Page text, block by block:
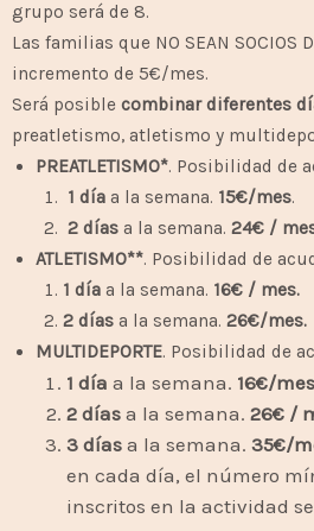
grupo será de 8.
Las familias que NO SEAN SOCIOS
incremento de 5€/mes.
Será posible combinar diferentes
preatletismo, atletismo y
PREATLETISMO*. Posibilidad de
1 día a la semana. 15€/mes.
2 días a la semana.24€ /
ATLETISMO**. Posibilidad de
1 día a la semana. 16€ / mes.
2 díasa la semana.26€/mes.
MULTIDEPORTE. Posibilidad de
1 día a la semana. 16€/mes
2 díasa la semana. 26€ /
3 díasa la semana. 35€/
en cada día, el número
inscritos en la actividad